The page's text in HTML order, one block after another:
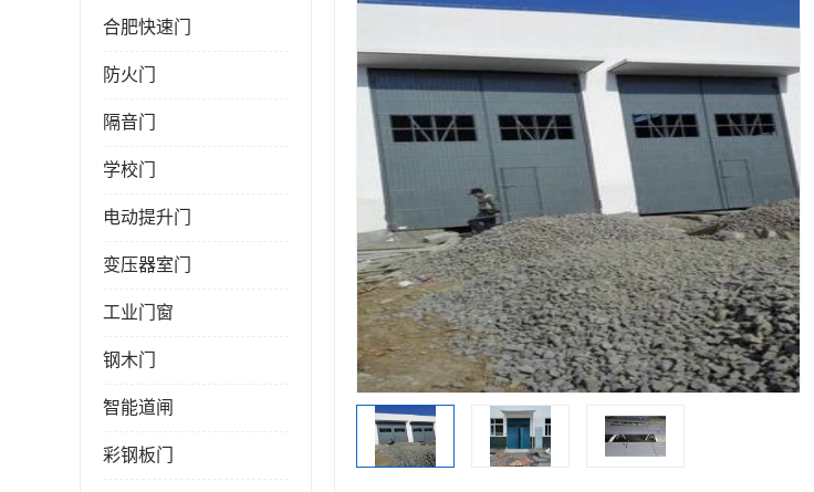
合肥快速门
防火门
隔音门
学校门
电动提升门
变压器室门
工业门窗
钢木门
智能道闸
彩钢板门